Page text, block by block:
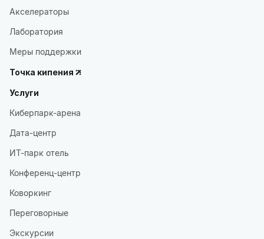
Акселераторы
Лаборатория
Меры поддержки
Точка кипения
Услуги
Киберпарк-арена
Дата-центр
ИТ-парк отель
Конференц-центр
Коворкинг
Переговорные
Экскурсии